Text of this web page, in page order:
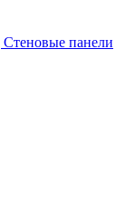
Стеновые панели